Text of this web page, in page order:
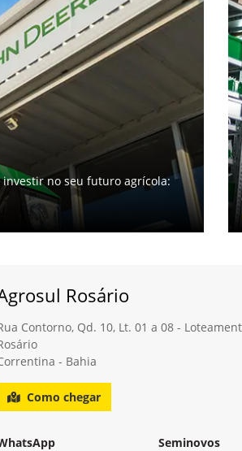
no seu futuro agrícola:
Rosário
Contorno, Qd. 10, Lt. 01 a 08 -
- Bahia
Como chegar
Seminovos